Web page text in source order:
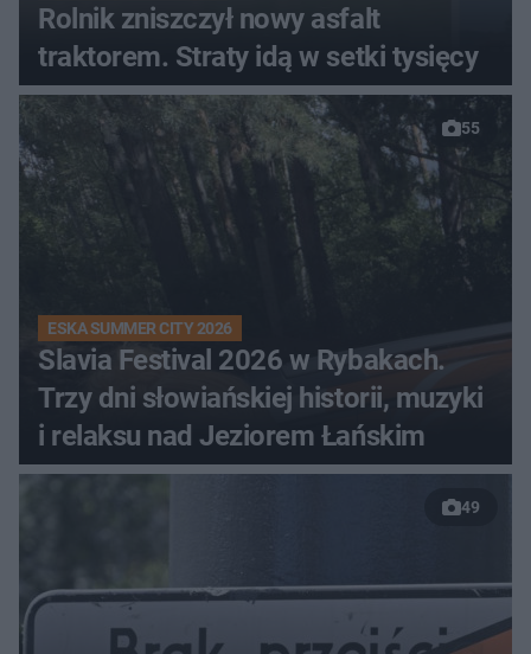
Rolnik zniszczył nowy asfalt
traktorem. Straty idą w setki tysięcy
55
ESKA SUMMER CITY 2026
Slavia Festival 2026 w Rybakach.
Trzy dni słowiańskiej historii, muzyki
i relaksu nad Jeziorem Łańskim
49